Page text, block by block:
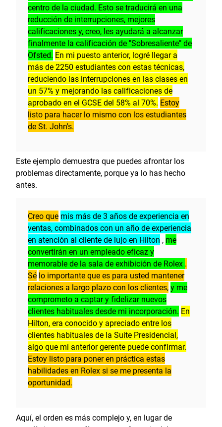
centro de la ciudad. Esto se traducirá en una
reducción de interrupciones, mejores
calificaciones y, creo, les ayudará a alcanzar
finalmente la calificación de "Sobresaliente" de
Ofsted. En mi puesto anterior, logré llegar a
más de 2250 estudiantes con estas técnicas,
reduciendo las interrupciones en las clases en
un 57% y mejorando las calificaciones de
aprobado en el GCSE del 58% al 70%. Estoy
listo para hacer lo mismo con los estudiantes
de St. John's.
Este ejemplo demuestra que puedes afrontar los
problemas directamente, porque ya lo has hecho
antes.
Creo que mis más de 3 años de experiencia en
ventas, combinados con un año de experiencia
en atención al cliente de lujo en Hilton , me
convertirán en un empleado eficaz y
memorable de la sala de exhibición de Rolex .
Sé lo importante que es para usted mantener
relaciones a largo plazo con los clientes,y me
comprometo a captar y fidelizar nuevos
clientes habituales desde mi incorporación. En
Hilton, era conocido y apreciado entre los
clientes habituales de la Suite Presidencial,
algo que mi anterior gerente puede confirmar.
Estoy listo para poner en práctica estas
habilidades en Rolex si se me presenta la
oportunidad.
Aquí, el orden es más complejo y, en lugar de